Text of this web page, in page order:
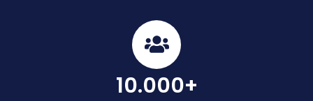
10.000+